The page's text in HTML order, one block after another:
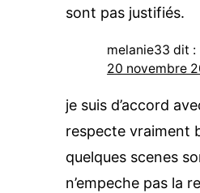
sont pas justifiés.
melanie33 dit :
20 novembre
je suis d’accord
respecte vraiment
quelques scenes
n’empeche pas la